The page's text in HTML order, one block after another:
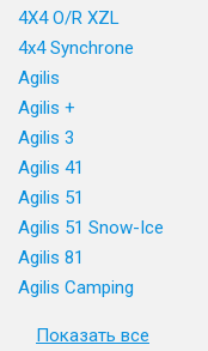
4X4 O/R XZL
4x4 Synchrone
Agilis
Agilis +
Agilis 3
Agilis 41
Agilis 51
Agilis 51 Snow-Ice
Agilis 81
Agilis Camping
Показать все